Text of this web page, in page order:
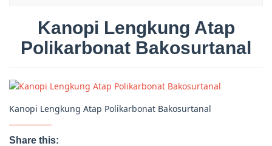
Kanopi Lengkung Atap
Polikarbonat Bakosurtanal
Kanopi Lengkung Atap Polikarbonat Bakosurtanal
Share this: